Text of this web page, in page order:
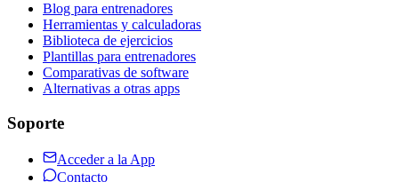
Blog para entrenadores
Herramientas y calculadoras
Biblioteca de ejercicios
Plantillas para entrenadores
Comparativas de software
Alternativas a otras apps
Soporte
Acceder a la App
Contacto